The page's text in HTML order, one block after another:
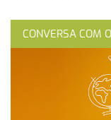
CONVERSA COM